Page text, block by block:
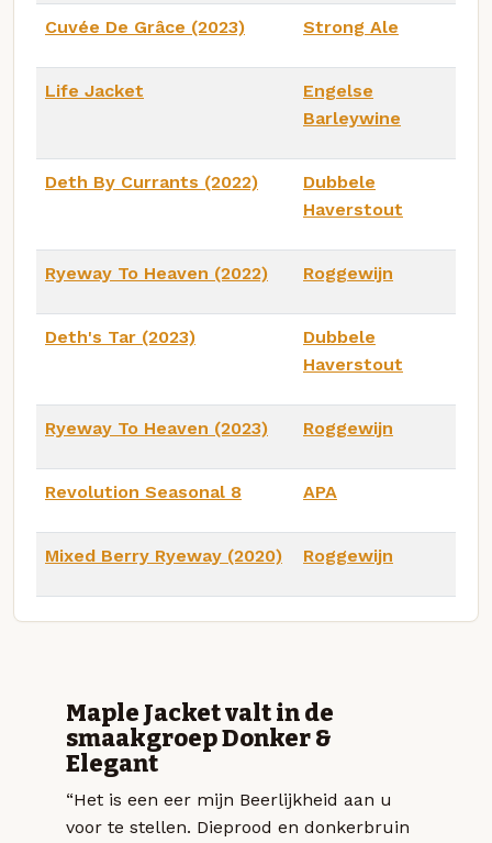
Cuvée De Grâce (2023) Strong Ale
Life Jacket
Engelse
Barleywine
Deth By Currants (2022)
Dubbele
Haverstout
Ryeway To Heaven (2022) Roggewijn
Deth's Tar (2023)
Dubbele
Haverstout
Ryeway To Heaven (2023) Roggewijn
Revolution Seasonal 8 APA
Mixed Berry Ryeway (2020) Roggewijn
Maple Jacket valt in de
smaakgroep Donker &
Elegant
“Het is een eer mijn Beerlijkheid aan u
voor te stellen. Dieprood en donkerbruin